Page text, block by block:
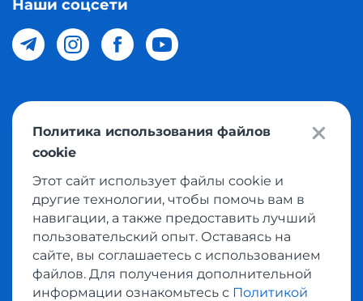
Наши соцсети
© 2026 Meest Shopping доставка покупок с интернет
магазинов мира в Узбекистан. Все права защищены
Политика конфиденциальности
Условия использования сервисом выкупа товаров
Политика использования файлов
cookie
Этот сайт использует файлы cookie и
другие технологии, чтобы помочь вам в
навигации, а также предоставить лучший
пользовательский опыт. Оставаясь на
сайте, вы соглашаетесь с использованием
файлов. Для получения дополнительной
информации ознакомьтесь с Политикой